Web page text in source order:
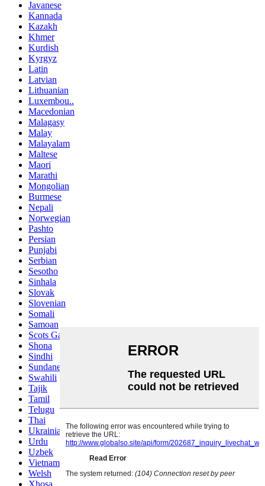
Javanese
Kannada
Kazakh
Khmer
Kurdish
Kyrgyz
Latin
Latvian
Lithuanian
Luxembou..
Macedonian
Malagasy
Malay
Malayalam
Maltese
Maori
Marathi
Mongolian
Burmese
Nepali
Norwegian
Pashto
Persian
Punjabi
Serbian
Sesotho
Sinhala
Slovak
Slovenian
Somali
Samoan
Scots Gaelic
Shona
Sindhi
Sundanese
Swahili
Tajik
Tamil
Telugu
Thai
Ukrainian
Urdu
Uzbek
Vietnamese
Welsh